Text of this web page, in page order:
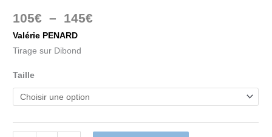
105€ – 145€
Valérie PENARD
Tirage sur Dibond
Taille